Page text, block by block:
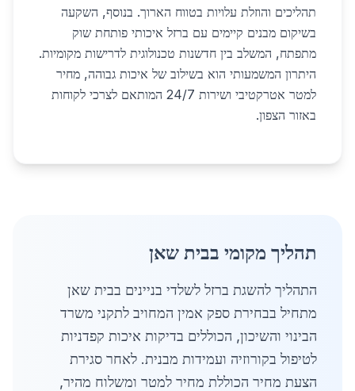
תהליכים והוזלת עלויות בטווח הארוך. בנוסף, השקעה
בשיקום מבנים קיימים עם ברזל איכותי פותחת שוק
מתפתח, המשלב בין חדשנות טכנולוגית לדרישות מקומיות.
היתרון המשמעותי הוא בשילוב של איכות גבוהה, מחיר
למטר אטרקטיבי ושירות 24/7 המותאם לצרכי לקוחות
באזור הצפון.
תהליך מקומי בבית שאן
התהליך להשגת ברזל לשלדי בניינים בבית שאן
מתחיל בבחירת ספק אמין המחויב לתקני משרד
הבינוי והשיכון, הכוללים בדיקות איכות קפדניות
לטיפול בקורוזיה ועמידות מבנית. לאחר סגירת
הצעת מחיר הכוללת מחיר למטר ומשלוח מהיר,